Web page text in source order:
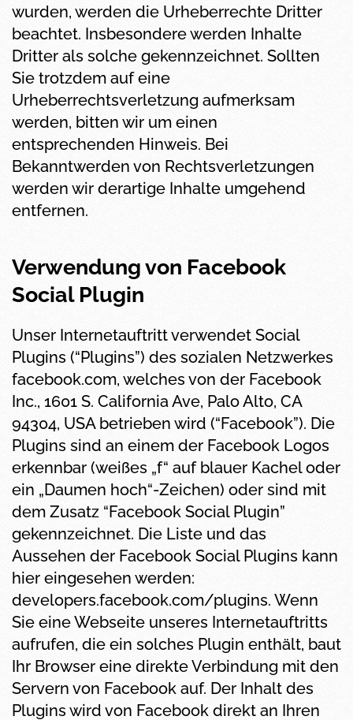
wurden, werden die Urheberrechte Dritter
beachtet. Insbesondere werden Inhalte
Dritter als solche gekennzeichnet. Sollten
Sie trotzdem auf eine
Urheberrechtsverletzung aufmerksam
werden, bitten wir um einen
entsprechenden Hinweis. Bei
Bekanntwerden von Rechtsverletzungen
werden wir derartige Inhalte umgehend
entfernen.
Verwendung von Facebook
Social Plugin
Unser Internetauftritt verwendet Social
Plugins (“Plugins”) des sozialen Netzwerkes
facebook.com, welches von der Facebook
Inc., 1601 S. California Ave, Palo Alto, CA
94304, USA betrieben wird (“Facebook”). Die
Plugins sind an einem der Facebook Logos
erkennbar (weißes „f“ auf blauer Kachel oder
ein „Daumen hoch“-Zeichen) oder sind mit
dem Zusatz “Facebook Social Plugin”
gekennzeichnet. Die Liste und das
Aussehen der Facebook Social Plugins kann
hier eingesehen werden:
developers.facebook.com/plugins. Wenn
Sie eine Webseite unseres Internetauftritts
aufrufen, die ein solches Plugin enthält, baut
Ihr Browser eine direkte Verbindung mit den
Servern von Facebook auf. Der Inhalt des
Plugins wird von Facebook direkt an Ihren